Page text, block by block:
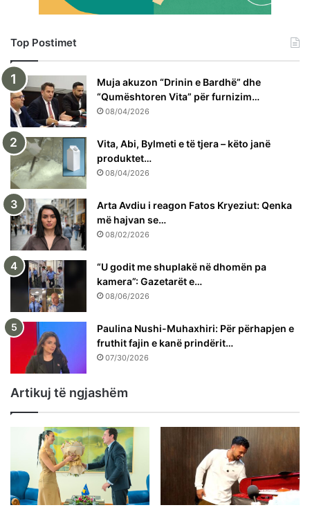
Top Postimet
Muja akuzon “Drinin e Bardhë” dhe
“Qumështoren Vita” për furnizim…
08/04/2026
Vita, Abi, Bylmeti e të tjera – këto janë
produktet…
08/04/2026
Arta Avdiu i reagon Fatos Kryeziut: Qenka
më hajvan se…
08/02/2026
“U godit me shuplakë në dhomën pa
kamera”: Gazetarët e…
08/06/2026
Paulina Nushi-Muhaxhiri: Për përhapjen e
fruthit fajin e kanë prindërit…
07/30/2026
Artikuj të ngjashëm